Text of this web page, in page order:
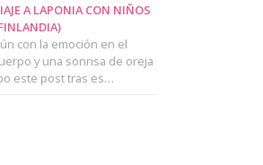
A LAPONIA CON NIÑOS
con la emoción en el
y una sonrisa de oreja
este post tras es…